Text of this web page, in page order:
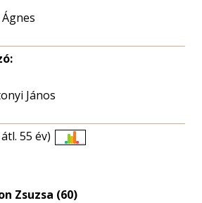
János
55 év)
Zsuzsa (60)